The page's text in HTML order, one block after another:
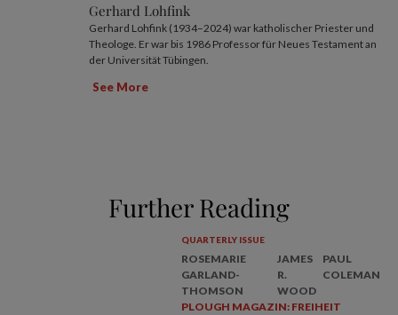
Gerhard Lohfink
Gerhard Lohfink (1934–2024) war katholischer Priester und
Theologe. Er war bis 1986 Professor für Neues Testament an
der Universität Tübingen.
See More
Further Reading
QUARTERLY ISSUE
ROSEMARIE
GARLAND-
THOMSON
JAMES
R.
WOOD
PAUL
COLEMAN
PLOUGH MAGAZIN: FREIHEIT